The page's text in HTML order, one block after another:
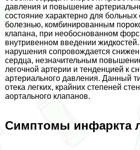
давления и повышение
состояние хаpaктерно для больных
болезнью, комбинированным
клапана, при необоснованном
внутривенном введении
нарушения сопровождается
сердца, незначительным
легочной артерии и тенденцией к
артериального давления. Данный
отека легких, крайних степеней
аортального клапанов.
Симптомы инфаркта